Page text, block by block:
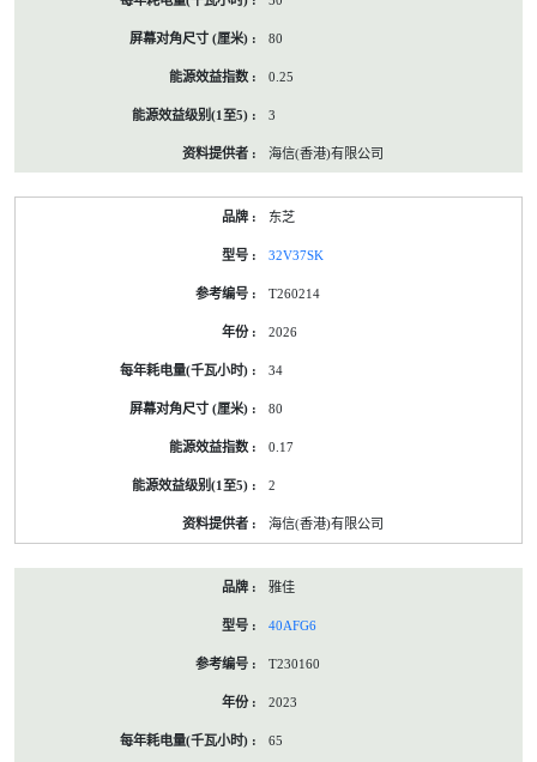
80
0.25
3
海信(香港)有限公司
东芝
32V37SK
T260214
2026
34
80
0.17
2
海信(香港)有限公司
雅佳
40AFG6
T230160
2023
65